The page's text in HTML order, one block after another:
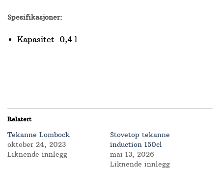
Spesifikasjoner:
Kapasitet: 0,4 l
Relatert
Tekanne Lombock
oktober 24, 2023
Liknende innlegg
Stovetop tekanne
induction 150cl
mai 13, 2026
Liknende innlegg